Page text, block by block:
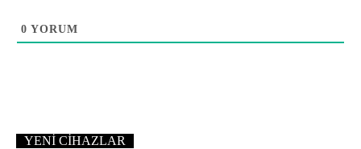
0 YORUM
YENI CIHAZLAR